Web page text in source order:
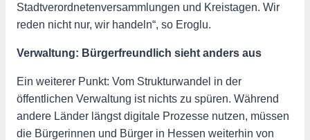
Stadtverordnetenversammlungen und Kreistagen. Wir
reden nicht nur, wir handeln“, so Eroglu.
Verwaltung: Bürgerfreundlich sieht anders aus
Ein weiterer Punkt: Vom Strukturwandel in der
öffentlichen Verwaltung ist nichts zu spüren. Während
andere Länder längst digitale Prozesse nutzen, müssen
die Bürgerinnen und Bürger in Hessen weiterhin von